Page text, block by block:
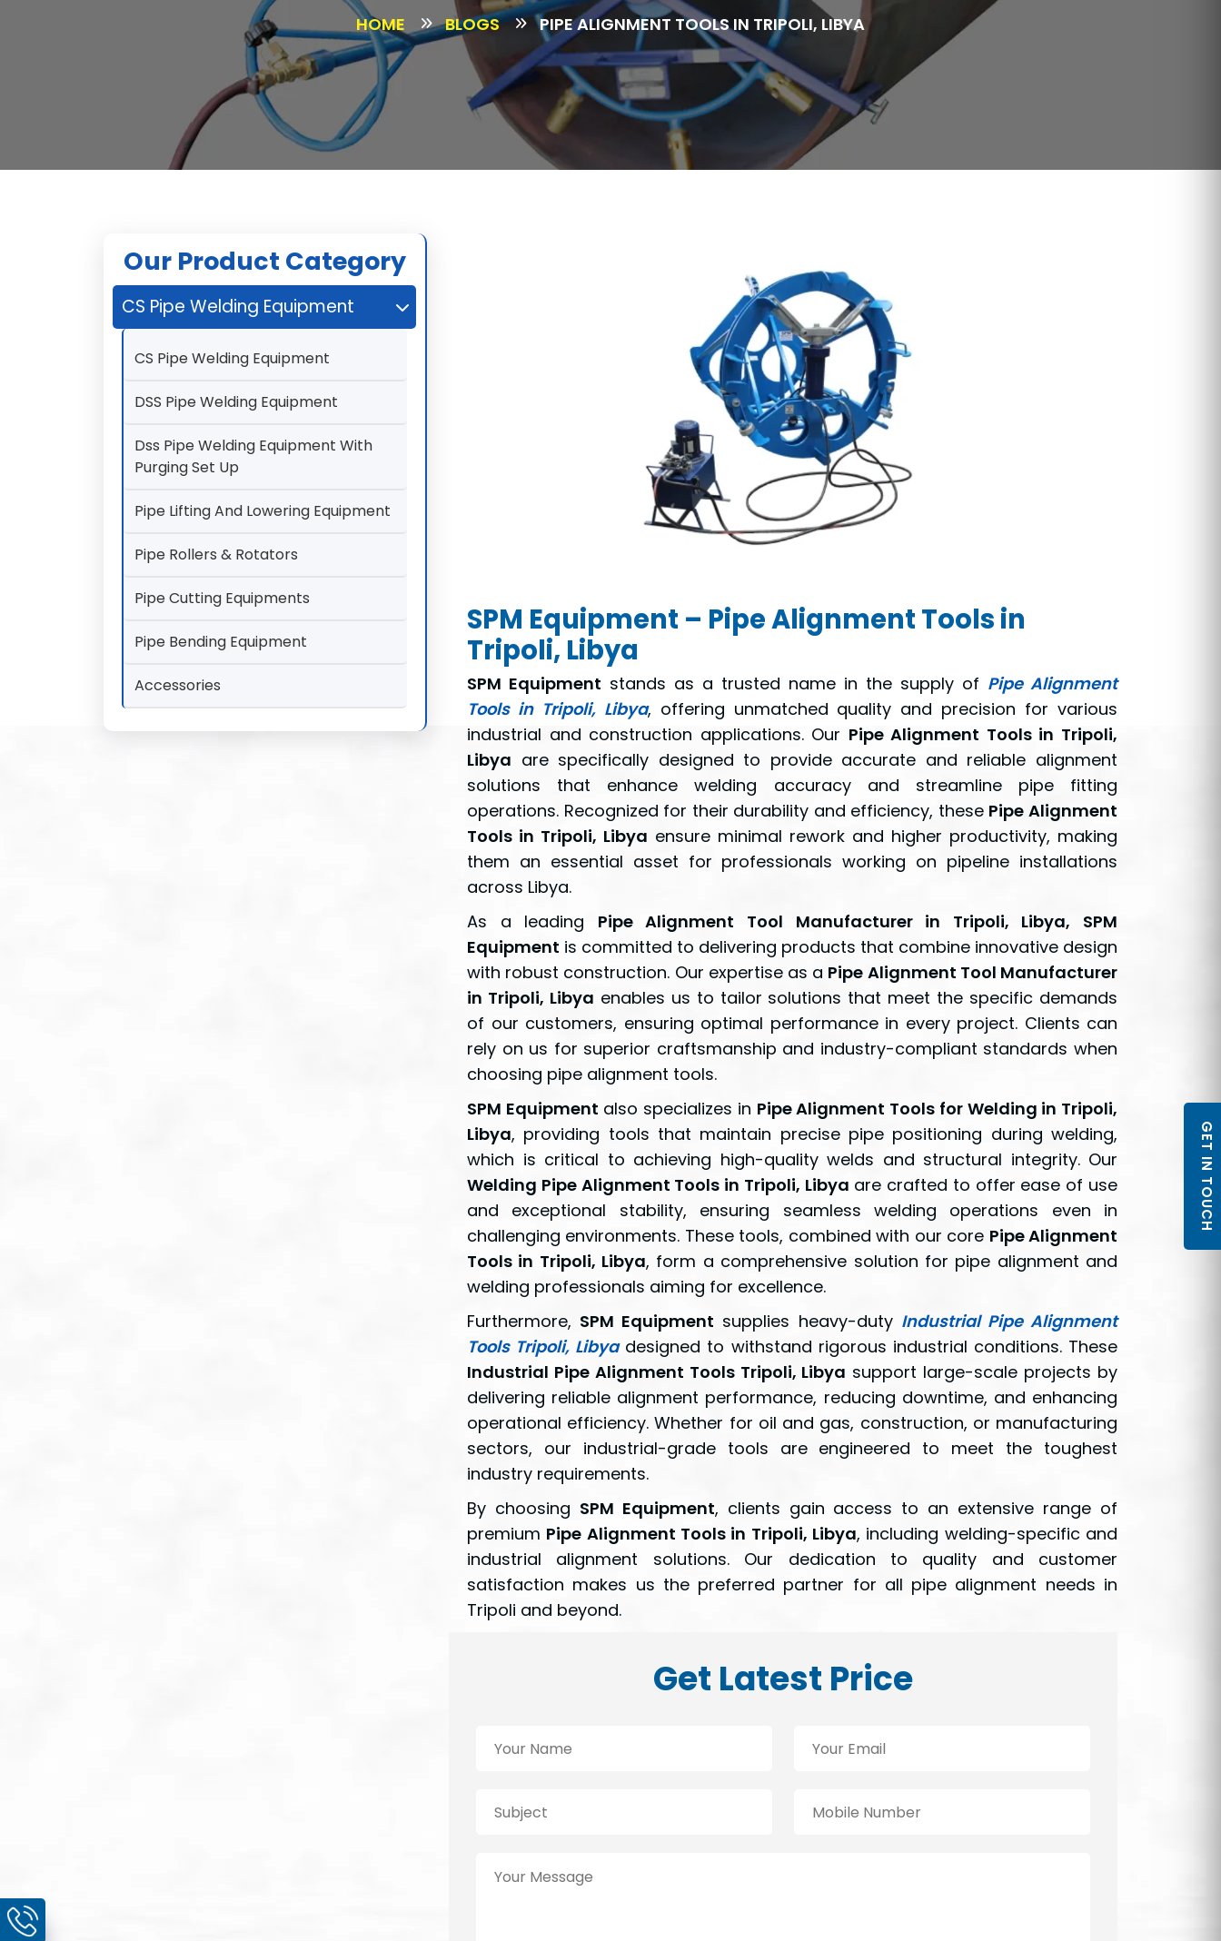
HOME BLOGS PIPE ALIGNMENT TOOLS IN TRIPOLI, LIBYA
Our Product Category
CS Pipe Welding Equipment
CS Pipe Welding Equipment
DSS Pipe Welding Equipment
Dss Pipe Welding Equipment With
Purging Set Up
Pipe Lifting And Lowering Equipment
Pipe Rollers & Rotators
Pipe Cutting Equipments
Pipe Bending Equipment
Accessories
SPM Equipment – Pipe Alignment Tools in
Tripoli, Libya
SPM Equipment stands as a trusted name in the supply of Pipe Alignment
Tools in Tripoli, Libya, offering unmatched quality and precision for various
industrial and construction applications. Our Pipe Alignment Tools in Tripoli,
Libya are specifically designed to provide accurate and reliable alignment
solutions that enhance welding accuracy and streamline pipe fitting
operations. Recognized for their durability and efficiency, these Pipe Alignment
Tools in Tripoli, Libya ensure minimal rework and higher productivity, making
them an essential asset for professionals working on pipeline installations
across Libya.
As a leading Pipe Alignment Tool Manufacturer in Tripoli, Libya, SPM
Equipment is committed to delivering products that combine innovative design
with robust construction. Our expertise as a Pipe Alignment Tool Manufacturer
in Tripoli, Libya enables us to tailor solutions that meet the specific demands
of our customers, ensuring optimal performance in every project. Clients can
rely on us for superior craftsmanship and industry-compliant standards when
choosing pipe alignment tools.
SPM Equipment also specializes in Pipe Alignment Tools for Welding in Tripoli,
Libya, providing tools that maintain precise pipe positioning during welding,
which is critical to achieving high-quality welds and structural integrity. Our
Welding Pipe Alignment Tools in Tripoli, Libya are crafted to offer ease of use
and exceptional stability, ensuring seamless welding operations even in
challenging environments. These tools, combined with our core Pipe Alignment
Tools in Tripoli, Libya, form a comprehensive solution for pipe alignment and
welding professionals aiming for excellence.
Furthermore, SPM Equipment supplies heavy-duty Industrial Pipe Alignment
Tools Tripoli, Libyadesigned to withstand rigorous industrial conditions. These
Industrial Pipe Alignment Tools Tripoli, Libya support large-scale projects by
delivering reliable alignment performance, reducing downtime, and enhancing
operational efficiency. Whether for oil and gas, construction, or manufacturing
sectors, our industrial-grade tools are engineered to meet the toughest
industry requirements.
By choosing SPM Equipment, clients gain access to an extensive range of
premium Pipe Alignment Tools in Tripoli, Libya, including welding-specific and
industrial alignment solutions. Our dedication to quality and customer
satisfaction makes us the preferred partner for all pipe alignment needs in
Tripoli and beyond.
Get Latest Price
GET IN TOUCH